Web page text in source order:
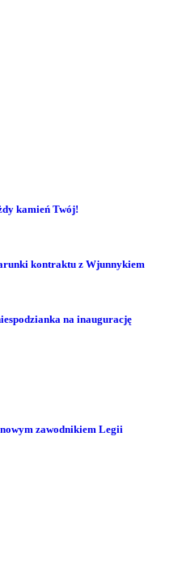
kamień Twój!
kontraktu z Wjunnykiem
na inaugurację
zawodnikiem Legii